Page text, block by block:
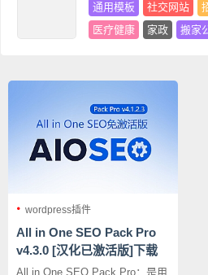
通用模板
社交网站
医疗健康
家政 搬家
wordpress插件
All in One SEO Pack Pro
v4.3.0 [汉化已激活版]下载
All in One SEO Pack Pro：是用